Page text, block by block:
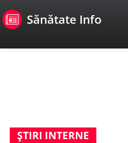
Sănătate Info
E-Sănătate Pacienți
ŞTIRI INTERNE